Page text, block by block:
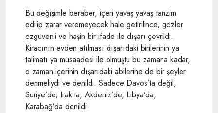
Bu değişimle beraber, içeri yavaş yavaş tanzim
edilip zarar veremeyecek hale getirilince, gözler
özgüvenli ve haşin bir ifade ile dışarı çevrildi.
Kiracının evden atılması dışarıdaki birilerinin ya
talimatı ya müsaadesi ile olmuştu bu zamana kadar,
o zaman içerinin dışarıdaki abilerine de bir şeyler
denmeliydi ve denildi. Sadece Davos’ta değil,
Suriye’de, Irak’ta, Akdeniz’de, Libya’da,
Karabağ’da denildi.